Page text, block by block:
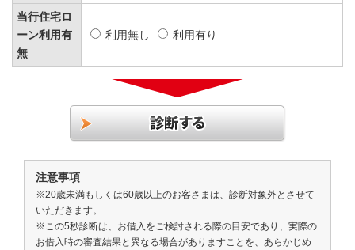
当行住宅ロ
ーン利用有
無
利用無し 利用有り
注意事項
※20歳未満もしくは60歳以上のお客さまは、診断対象外とさせて
いただきます。
※この5秒診断は、お借入をご検討される際の目安であり、実際の
お借入時の審査結果と異なる場合がありますことを、あらかじめ